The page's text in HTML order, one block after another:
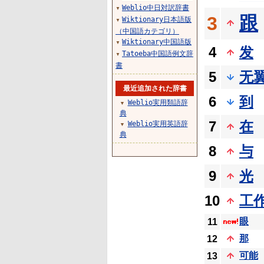
3
跟
4
发
5
无
6
到
7
在
8
与
9
光
10
工
11
眼
12
那
13
可能
▼ Weblio中日対訳辞書
▼ Wiktionary日本語版
（中国語カテゴリ）
▼ Wiktionary中国語版
▼ Tatoeba中国語例文辞
書
最近追加された辞書
▼
Weblio実用類語辞
典
▼
Weblio実用英語辞
典